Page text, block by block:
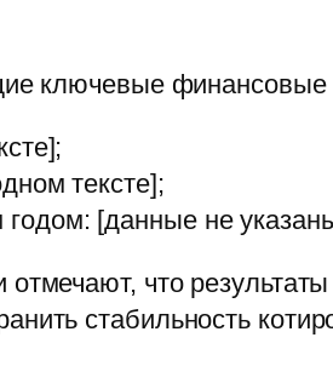
ключевые финансовые
тексте];
[данные не
что
стабильность